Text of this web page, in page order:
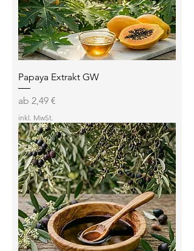
Papaya Extrakt GW
ab 2,49 €
Sale-Preis
inkl. MwSt.